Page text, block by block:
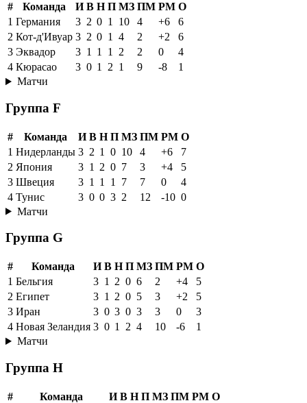
# Команда И В Н П МЗ ПМ РМ О
1 Германия 3 2 0 1 10 4 +6
6
2 Кот-д'Ивуар 3 2 0 1 4 2 +2
6
3 Эквадор 3 1 1 1 2 2 0
4
4 Кюрасао 3 0 1 2 1 9 -8
1
Матчи
Группа F
# Команда И В Н П МЗ ПМ РМ О
1 Нидерланды 3 2 1 0 10 4 +6
7
2 Япония 3 1 2 0 7 3 +4
5
3 Швеция 3 1 1 1 7 7 0
4
4 Тунис 3 0 0 3 2 12 -10 0
Матчи
Группа G
# Команда И В Н П МЗ ПМ РМ О
1 Бельгия 3 1 2 0 6 2 +4
5
2 Египет 3 1 2 0 5 3 +2
5
3 Иран 3 0 3 0 3 3 0
3
4 Новая Зеландия 3 0 1 2 4 10 -6
1
Матчи
Группа H
# Команда И В Н П МЗ ПМ РМ О